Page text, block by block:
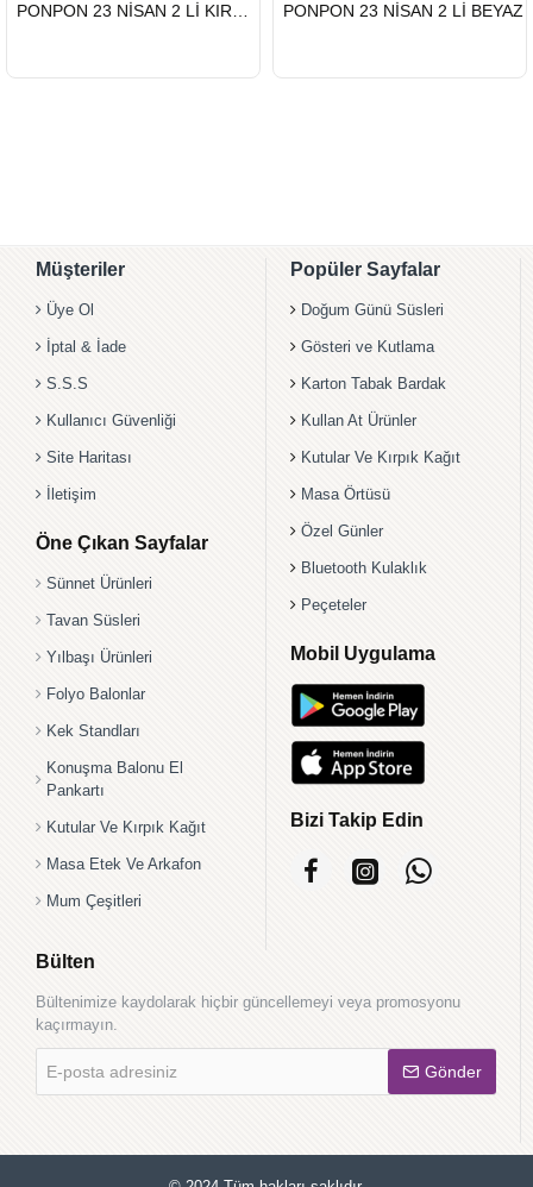
GÖNDERİ
GÖNDERİ
PONPON 23 NİSAN 2 Lİ BEYAZ
Müşteriler
Üye Ol
İptal & İade
S.S.S
Kullanıcı Güvenliği
Site Haritası
İletişim
Öne Çıkan Sayfalar
Sünnet Ürünleri
Tavan Süsleri
Yılbaşı Ürünleri
Folyo Balonlar
Kek Standları
Konuşma Balonu El
Pankartı
Kutular Ve Kırpık Kağıt
Masa Etek Ve Arkafon
Mum Çeşitleri
Popüler Sayfalar
Doğum Günü Süsleri
Gösteri ve Kutlama
Karton Tabak Bardak
Kullan At Ürünler
Kutular Ve Kırpık Kağıt
Masa Örtüsü
Özel Günler
Bluetooth Kulaklık
Peçeteler
Mobil Uygulama
Bizi Takip Edin
Bülten
Bültenimize kaydolarak hiçbir güncellemeyi veya promosyonu
kaçırmayın.
posta
adresiniz
Gönder